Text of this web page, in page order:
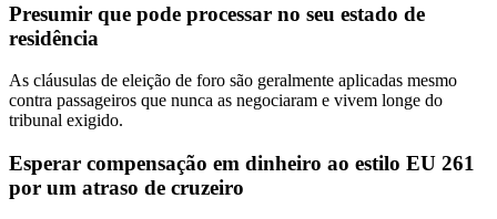
Presumir que pode processar no seu estado de
residência
As cláusulas de eleição de foro são geralmente aplicadas mesmo
contra passageiros que nunca as negociaram e vivem longe do
tribunal exigido.
Esperar compensação em dinheiro ao estilo EU 261
por um atraso de cruzeiro